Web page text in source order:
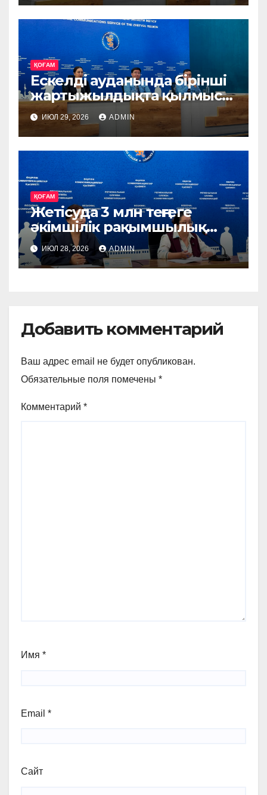
ҚОҒАМ
Ескелді ауданында бірінші
жартыжылдықта қылмыс
деңгейі 17,2%-ға төмендеді
ИЮЛ 29, 2026 ADMIN
ҚОҒАМ
Жетісуда 3 млн теңгеге
әкімшілік рақымшылық
жасалды
ИЮЛ 28, 2026 ADMIN
Добавить комментарий
Ваш адрес email не будет опубликован.
Обязательные поля помечены *
Комментарий *
Имя *
Email *
Сайт